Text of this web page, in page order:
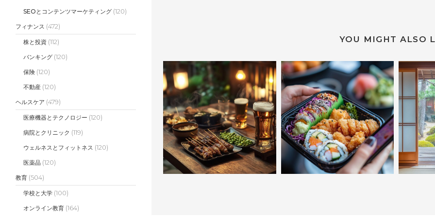
SEOとコンテンツマーケティング (120)
フィナンス (472)
株と投資 (112)
バンキング (120)
保険 (120)
不動産 (120)
ヘルスケア (479)
医療機器とテクノロジー (120)
病院とクリニック (119)
ウェルネスとフィットネス (120)
医薬品 (120)
教育 (504)
学校と大学 (100)
オンライン教育 (164)
YOU MIGHT ALSO